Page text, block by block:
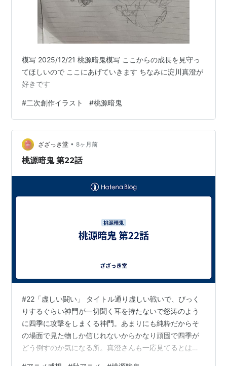
模写 2025/12/21 桃源暗鬼模写 ここからの成長を見守っ
てほしいので ここにあげていきます ちなみに淀川真澄が
好きです
#二次創作イラスト #桃源暗鬼
ざざっき堂 • 8ヶ月前
桃源暗鬼 第22話
#22「虚しい闘い」 タイトル通り虚しい戦いで、びっく
りするぐらい神門が一切聞く耳を持たないで怒涛のよう
に四季に攻撃をしまくる神門。あまりにも純粋だからそ
の場面で見た物しか信じれないからかなり頑固で四季が
どう倒すのか気になる所。真澄さんも一応見てるとはい